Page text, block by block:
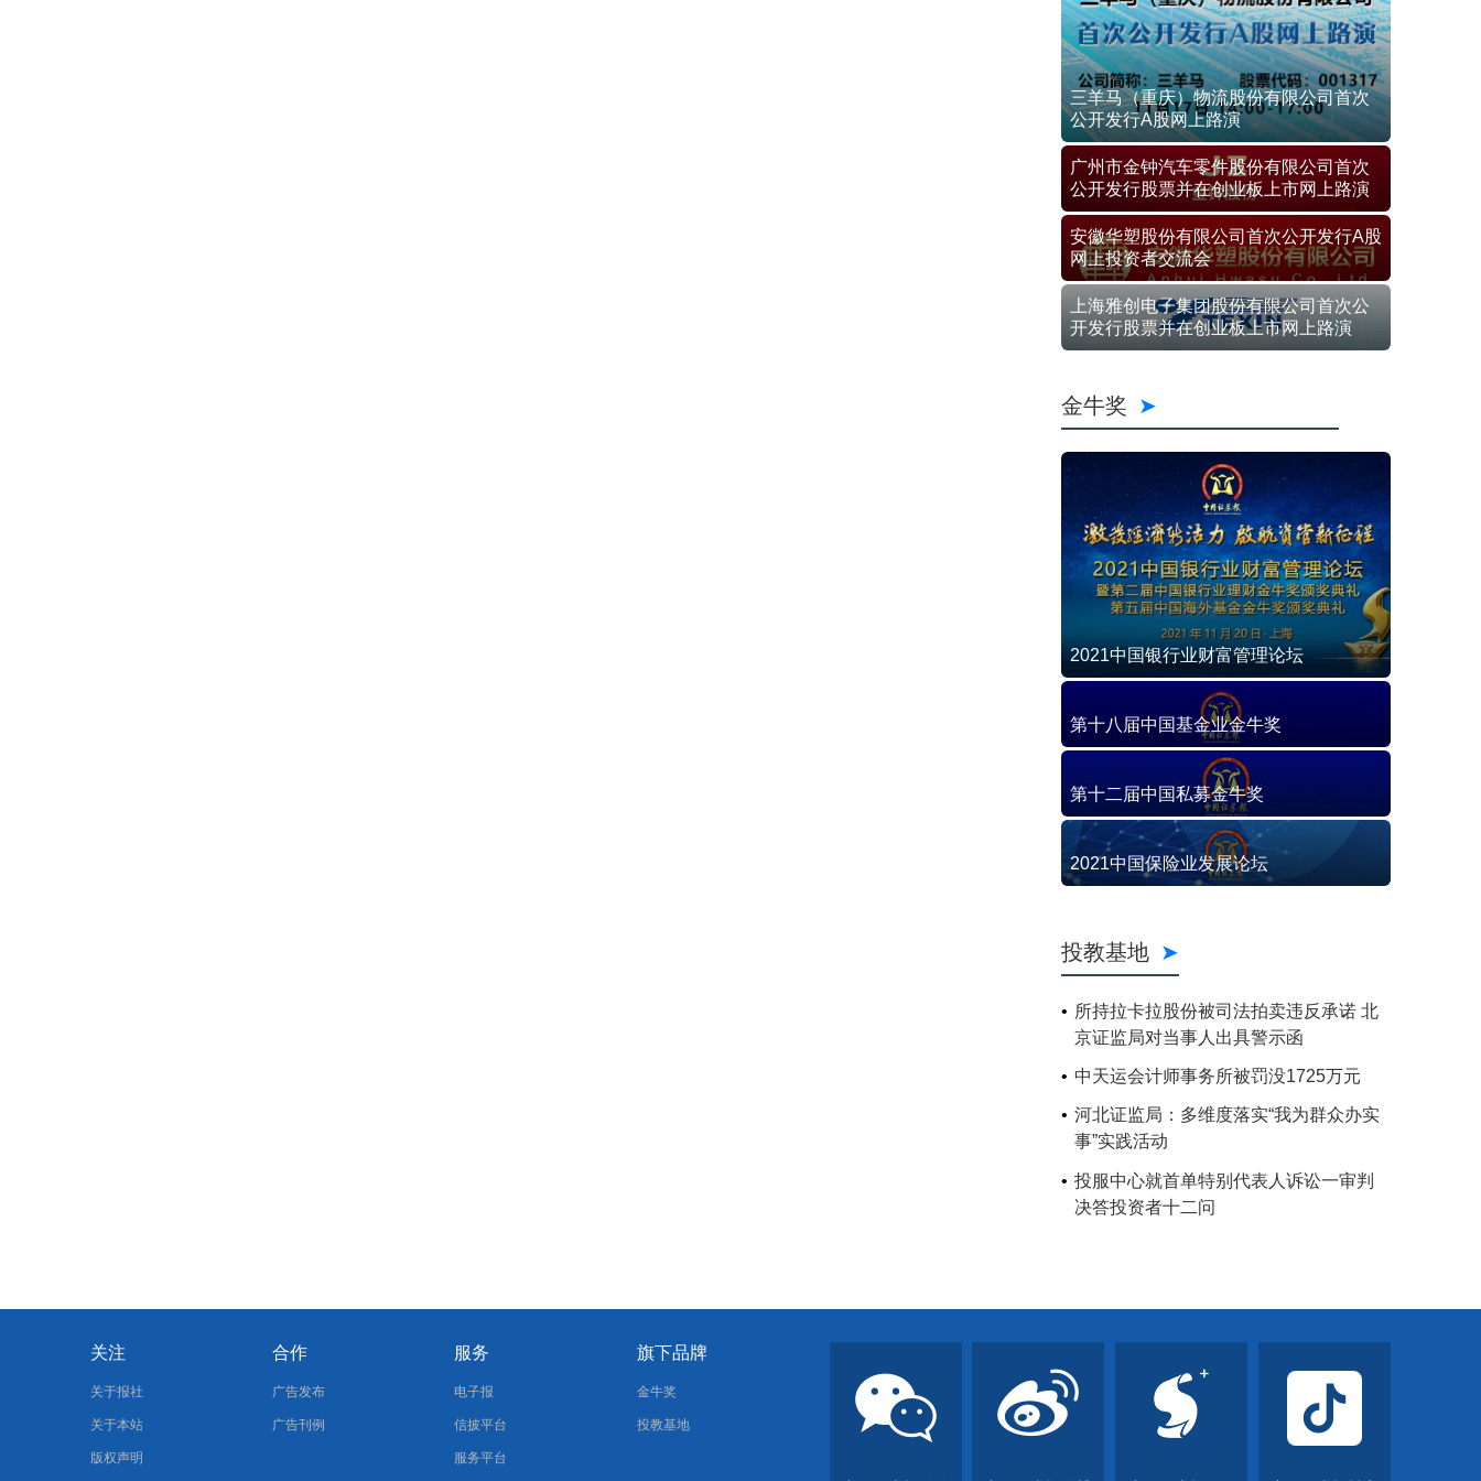
三羊马（重庆）物流股份有限公司首次
公开发行A股网上路演
广州市金钟汽车零件股份有限公司首次
公开发行股票并在创业板上市网上路演
安徽华塑股份有限公司首次公开发行A股
网上投资者交流会
上海雅创电子集团股份有限公司首次公
开发行股票并在创业板上市网上路演
金牛奖
2021中国银行业财富管理论坛
第十八届中国基金业金牛奖
第十二届中国私募金牛奖
2021中国保险业发展论坛
投教基地
所持拉卡拉股份被司法拍卖违反承诺 北
京证监局对当事人出具警示函
中天运会计师事务所被罚没1725万元
河北证监局：多维度落实“我为群众办实
事”实践活动
投服中心就首单特别代表人诉讼一审判
决答投资者十二问
关注
关于报社
关于本站
版权声明
合作
广告发布
广告刊例
服务
电子报
信披平台
服务平台
旗下品牌
金牛奖
投教基地